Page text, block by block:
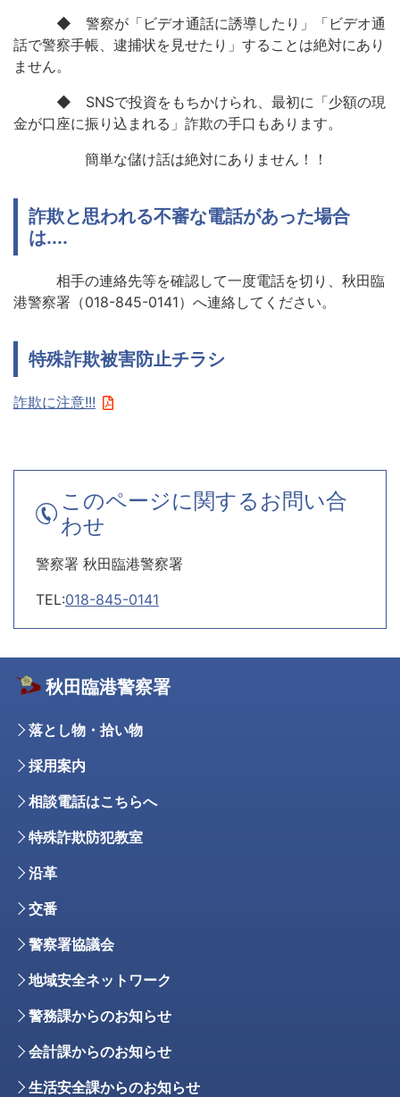
◆ 警察が「ビデオ通話に誘導したり」「ビデオ通
話で警察手帳、逮捕状を見せたり」することは絶対にあり
ません。
◆ SNSで投資をもちかけられ、最初に「少額の現
金が口座に振り込まれる」詐欺の手口もあります。
簡単な儲け話は絶対にありません！！
詐欺と思われる不審な電話があった場合
は....
相手の連絡先等を確認して一度電話を切り、秋田臨
港警察署（018-845-0141）へ連絡してください。
特殊詐欺被害防止チラシ
詐欺に注意!!!
このページに関するお問い合
わせ
警察署 秋田臨港警察署
TEL:018-845-0141
秋田臨港警察署
落とし物・拾い物
採用案内
相談電話はこちらへ
特殊詐欺防犯教室
沿革
交番
警察署協議会
地域安全ネットワーク
警務課からのお知らせ
会計課からのお知らせ
生活安全課からのお知らせ